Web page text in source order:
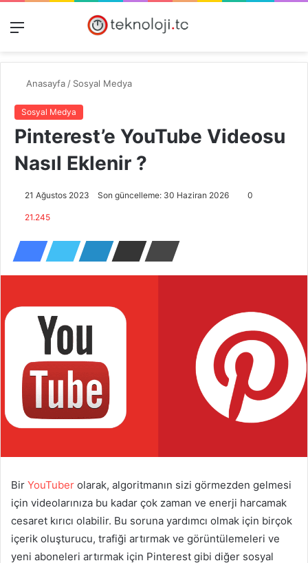
Kayıt
Anasayfa / Sosyal Medya
Sosyal Medya
Pinterest’e YouTube Videosu
Nasıl Eklenir ?
21 Ağustos 2023 Son güncelleme: 30 Haziran 2026 0
21.245
Bir YouTuber olarak, algoritmanın sizi görmezden gelmesi
için videolarınıza bu kadar çok zaman ve enerji harcamak
cesaret kırıcı olabilir. Bu soruna yardımcı olmak için birçok
içerik oluşturucu, trafiği artırmak ve görüntülemeleri ve
yeni aboneleri artırmak için Pinterest gibi diğer sosyal